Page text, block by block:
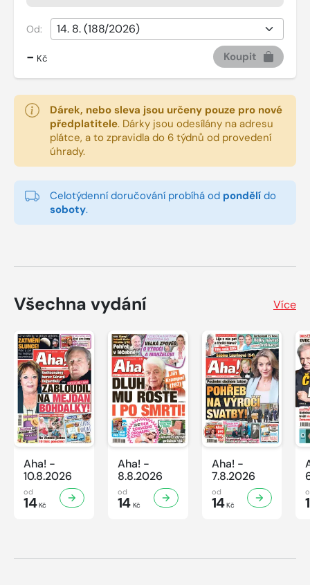
Od:
- Kč Koupit
Dárek, nebo sleva jsou určeny pouze pro nové
předplatitele. Dárky jsou odesílány na adresu
plátce, a to zpravidla do 6 týdnů od provedení
úhrady.
Celotýdenní doručování probíhá od pondělí do
soboty.
Všechna vydání Více
Aha! -
10.8.2026
od
14Kč
Aha! -
8.8.2026
od
14Kč
Aha! -
7.8.2026
od
14Kč